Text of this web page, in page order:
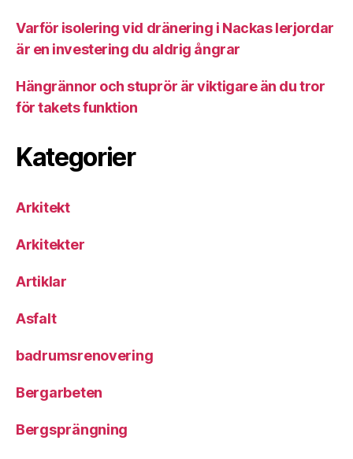
Varför isolering vid dränering i Nackas lerjordar
är en investering du aldrig ångrar
Hängrännor och stuprör är viktigare än du tror
för takets funktion
Kategorier
Arkitekt
Arkitekter
Artiklar
Asfalt
badrumsrenovering
Bergarbeten
Bergsprängning